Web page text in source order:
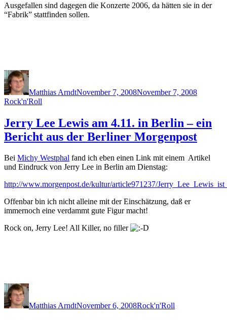
Ausgefallen sind dagegen die Konzerte 2006, da hätten sie in der
“Fabrik” stattfinden sollen.
Author
Matthias ArndtNovember 7, 2008November 7, 2008
Rock'n'Roll
Jerry Lee Lewis am 4.11. in Berlin – ein
Bericht aus der Berliner Morgenpost
Bei Michy Westphal fand ich eben einen Link mit einem Artikel
und Eindruck von Jerry Lee in Berlin am Dienstag:
http://www.morgenpost.de/kultur/article971237/
Offenbar bin ich nicht alleine mit der Einschätzung, daß er
immernoch eine verdammt gute Figur macht!
Rock on, Jerry Lee! All Killer, no filler
Author
Matthias ArndtNovember 6, 2008Rock'n'Roll